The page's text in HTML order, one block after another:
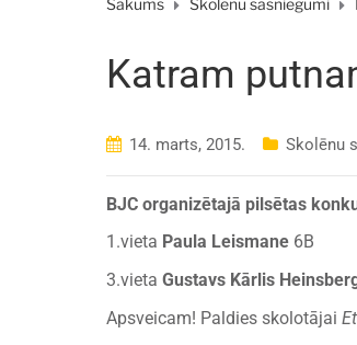
Sākums Skolēnu sasniegumi
Katram
14. marts, 2015. Skolēnu
BJC organizētajā pilsētas
1.vieta Paula Leismane 6B
3.vieta Gustavs Kārlis
Apsveicam! Paldies skolotājai